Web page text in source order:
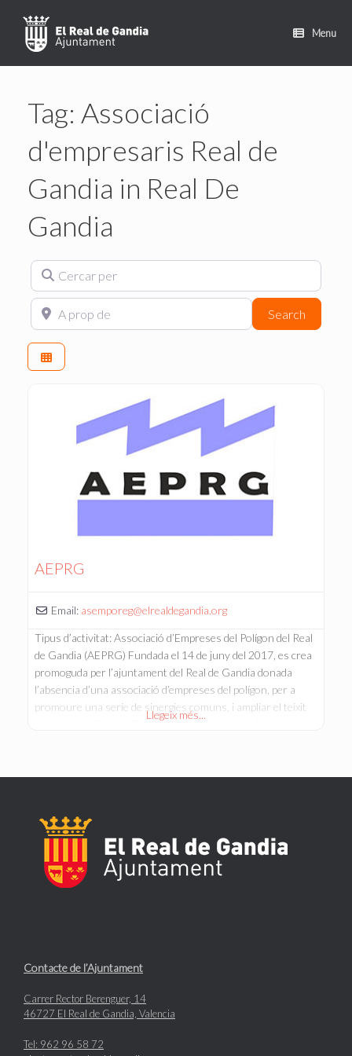
content
Menu
Tag: Associació
d'empresaris Real de
Gandia in Real De
Gandia
Cercar per
A prop de SearchSearch
AEPRG
Email: asemporeg@elrealdegandia.org
Tipus d’activitat: Associació d’Empreses del Polígon del Real
de Gandia (AEPRG) Fundada el 14 de juny del 2017, es crea
promoguda per l’ajuntament del Real de Gandia donada
l’absencia d’una associació d’empreses del polígon, per a
promoure una serie de sinergies comuns, i ampliar el teixit
associatiu al Real de Gandia. El 14 de juny es fa l’assemblea
Llegeix més...
Contacte de l’Ajuntament
Carrer Rector Berenguer, 14
46727 El Real de Gandia, Valencia
Tel: 962 96 58 72